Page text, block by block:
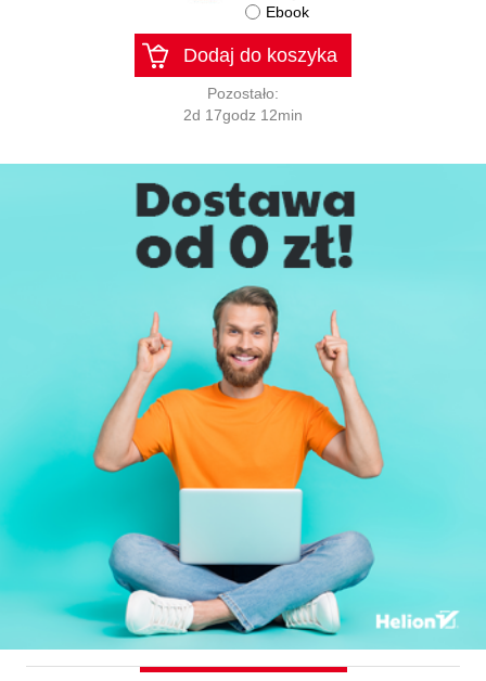
Ebook
Dodaj do koszyka
Pozostało:
2d 17godz 12min